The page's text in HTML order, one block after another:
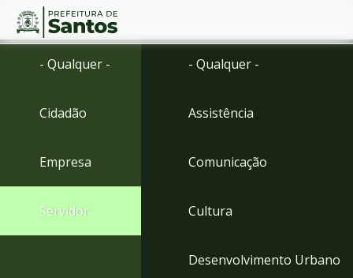
Ir
menu
para
Conteúdo
- Qualquer -
Cidadão
Empresa
Servidor
- Qualquer -
Assistência
Comunicação
Cultura
Desenvolvimento Urbano